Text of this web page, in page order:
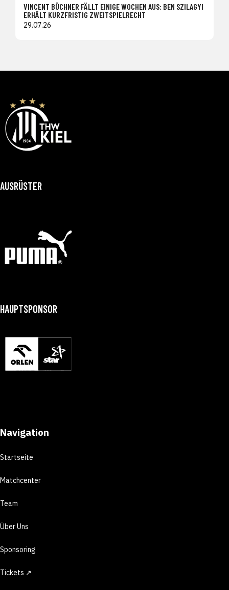
VINCENT BÜCHNER FÄLLT EINIGE WOCHEN AUS: BEN SZILAGYI
ERHÄLT KURZFRISTIG ZWEITSPIELRECHT
29.07.26
AUSRÜSTER
HAUPTSPONSOR
Navigation
Startseite
Matchcenter
Team
Über Uns
Sponsoring
Tickets ↗